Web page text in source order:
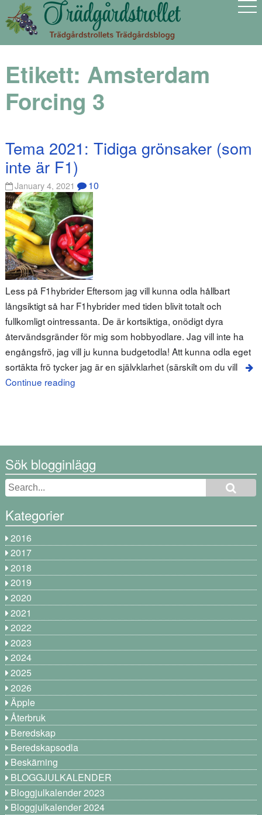
Etikett: Amsterdam
Forcing 3
Tema 2021: Tidiga grönsaker (som
inte är F1)
January 4, 2021 10
Less på F1hybrider Eftersom jag vill kunna odla hållbart
långsiktigt så har F1hybrider med tiden blivit totalt och
fullkomligt ointressanta. De är kortsiktiga, onödigt dyra
återvändsgränder för mig som hobbyodlare. Jag vill inte ha
engångsfrö, jag vill ju kunna budgetodla! Att kunna odla eget
sortäkta frö tycker jag är en självklarhet (särskilt om du vill
Continue reading
Sök blogginlägg
Kategorier
2016
2017
2018
2019
2020
2021
2022
2023
2024
2025
2026
Äpple
Återbruk
Beredskap
Beredskapsodla
Beskärning
BLOGGJULKALENDER
Bloggjulkalender 2023
Bloggjulkalender 2024